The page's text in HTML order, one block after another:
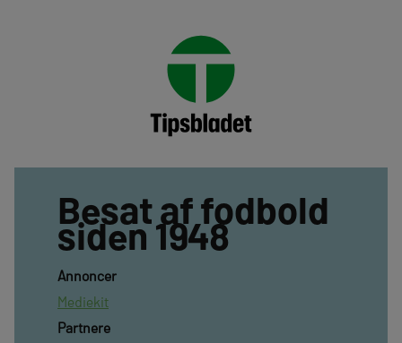
Besat af fodbold
siden 1948
Annoncer
Mediekit
Partnere